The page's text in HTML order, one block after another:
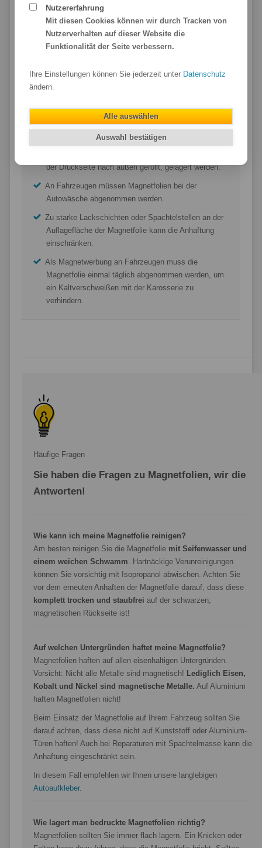
Wir möchten Sie mit unserer Qualität beeindrucken. Ihre
Magnetfolie ohne Kleber bedrucken wir mit unseren
modernen und leistungsfähigen Maschinenpark.
Hinweise zur Anwendung
Die Auflagefläche muss vor dem Anbringen der
Magnetfolie sauber, staubfrei und trocken sein.
der Druckseite nach außen gerollt, gelagert werden.
An Fahrzeugen müssen Magnetfolien bei der
Autowäsche abgenommen werden.
Zu starke Lackschichten oder Spachtelstellen an der
Auflagefläche der Magnetfolie kann die Anhaftung
einschränken.
Als Magnetwerbung an Fahrzeugen muss die
Magnetfolie einmal täglich abgenommen werden, um
ein Kaltverschweißen mit der Karosserie zu
verhindern.
Häufige Fragen
Sie haben die Fragen zu Magnetfolien, wir die
Antworten!
Wie kann ich meine Magnetfolie reinigen?
Am besten reinigen Sie die Magnetfolie mit Seifenwasser und
einem weichen Schwamm . Hartnäckige Verunreinigungen
können Sie vorsichtig mit Isopropanol abwischen. Achten Sie
vor dem erneuten Anhaften der Magnetfolie darauf, dass diese
komplett trocken und staubfrei auf der schwarzen,
magnetischen Rückseite ist!
Auf welchen Untergründen haftet meine Magnetfolie?
Magnetfolien haften auf allen eisenhaltigen Untergründen.
Vorsicht: Nicht alle Metalle sind magnetisch! Lediglich Eisen,
Kobalt und Nickel sind magnetische Metalle. Auf Aluminium
haften Magnetfolien nicht!
Beim Einsatz der Magnetfolie auf Ihrem Fahrzeug sollten Sie
darauf achten, dass diese nicht auf Kunststoff oder Aluminium-
Türen haften! Auch bei Reparaturen mit Spachtelmasse kann die
Anhaftung eingeschränkt sein.
In diesem Fall empfehlen wir Ihnen unsere langlebigen
Autoaufkleber.
Wie lagert man bedruckte Magnetfolien richtig?
Magnetfolien sollten Sie immer flach lagern. Ein Knicken oder
Nutzererfahrung
Mit diesen Cookies können wir durch Tracken von
Nutzerverhalten auf dieser Website die
Funktionalität der Seite verbessern.
Ihre Einstellungen können Sie jederzeit unter Datenschutz
ändern.
Alle auswählen
Auswahl bestätigen